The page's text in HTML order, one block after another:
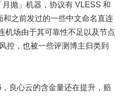
抛」机器，协议有 VLESS 和
和之前发过的一些中文命名直连
机场由于其可靠性不足以及节点
控，也被一些评测博主归类到
良心云的含金量还在提升，赔